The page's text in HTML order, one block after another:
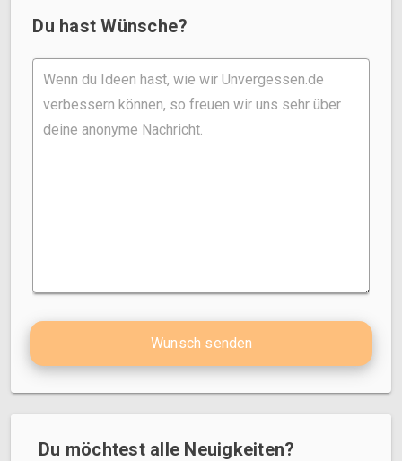
Du hast Wünsche?
Wunsch senden
Du möchtest alle Neuigkeiten?